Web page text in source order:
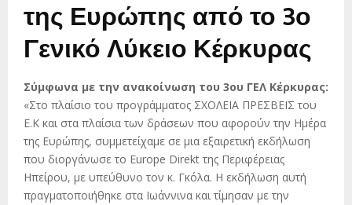
της Ευρώπης από το 3ο
Γενικό Λύκειο Κέρκυρας
Σύμφωνα με την ανακοίνωση του 3ου ΓΕΛ Κέρκυρας:
«Στο πλαίσιο του προγράμματος ΣΧΟΛΕΙΑ ΠΡΕΣΒΕΙΣ του
Ε.Κ και στα πλαίσια των δράσεων που αφορούν την Ημέρα
της Ευρώπης, συμμετείχαμε σε μια εξαιρετική εκδήλωση
που διοργάνωσε το Europe Direkt της Περιφέρειας
Ηπείρου, με υπεύθυνο τον κ. Γκόλα. Η εκδήλωση αυτή
πραγματοποιήθηκε στα Ιωάννινα και τίμησαν με την